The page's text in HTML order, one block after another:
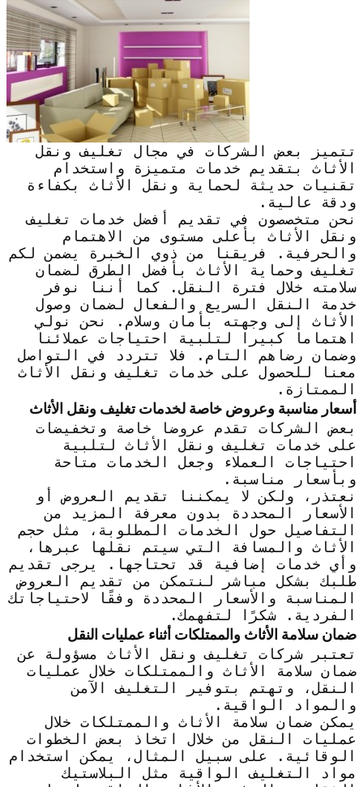
تتميز بعض الشركات في مجال تغليف ونقل
الأثاث بتقديم خدمات متميزة واستخدام
تقنيات حديثة لحماية ونقل الأثاث بكفاءة
ودقة عالية.
نحن متخصصون في تقديم أفضل خدمات تغليف
ونقل الأثاث بأعلى مستوى من الاهتمام
والحرفية. فريقنا من ذوي الخبرة يضمن لكم
تغليف وحماية الأثاث بأفضل الطرق لضمان
سلامته خلال فترة النقل. كما أننا نوفر
خدمة النقل السريع والفعال لضمان وصول
الأثاث إلى وجهته بأمان وسلام. نحن نولي
اهتماما كبيرا لتلبية احتياجات عملائنا
وضمان رضاهم التام. فلا تتردد في التواصل
معنا للحصول على خدمات تغليف ونقل الأثاث
الممتازة.
أسعار مناسبة وعروض خاصة لخدمات تغليف ونقل الأثاث
بعض الشركات تقدم عروضا خاصة وتخفيضات
على خدمات تغليف ونقل الأثاث لتلبية
احتياجات العملاء وجعل الخدمات متاحة
وبأسعار مناسبة.
نعتذر، ولكن لا يمكننا تقديم العروض أو
الأسعار المحددة بدون معرفة المزيد من
التفاصيل حول الخدمات المطلوبة، مثل حجم
الأثاث والمسافة التي سيتم نقلها عبرها،
وأي خدمات إضافية قد تحتاجها. يرجى تقديم
طلبك بشكل مباشر لنتمكن من تقديم العروض
المناسبة والأسعار المحددة وفقًا لاحتياجاتك
الفردية. شكرًا لتفهمك.
ضمان سلامة الأثاث والممتلكات أثناء عمليات النقل
تعتبر شركات تغليف ونقل الأثاث مسؤولة عن
ضمان سلامة الأثاث والممتلكات خلال عمليات
النقل، وتهتم بتوفير التغليف الآمن
والمواد الواقية.
يمكن ضمان سلامة الأثاث والممتلكات خلال
عمليات النقل من خلال اتخاذ بعض الخطوات
الوقائية. على سبيل المثال، يمكن استخدام
مواد التغليف الواقية مثل البلاستيك